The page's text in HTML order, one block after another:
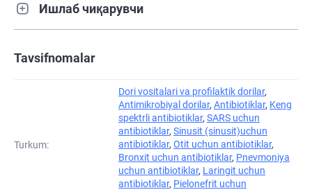
Ишлаб чиқарувчи
Tavsifnomalar
Turkum:
Dori vositalari va profilaktik dorilar,
Antimikrobiyal dorilar, Antibiotiklar, Keng
spektrli antibiotiklar, SARS uchun
antibiotiklar, Sinusit (sinusit)uchun
antibiotiklar, Otit uchun antibiotiklar,
Bronxit uchun antibiotiklar, Pnevmoniya
uchun antibiotiklar, Laringit uchun
antibiotiklar, Pielonefrit uchun